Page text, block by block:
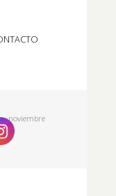
noviembre